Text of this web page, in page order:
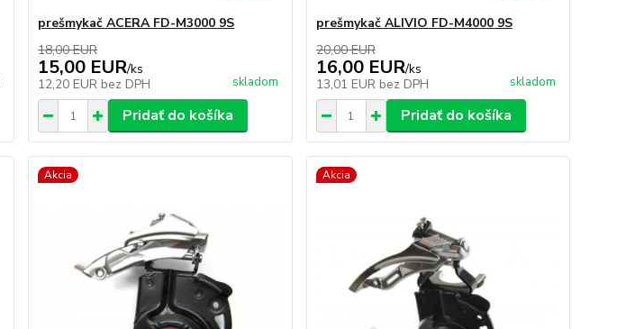
prešmykač ACERA FD-M3000 9S
18,00 EUR
15,00 EUR/ks
12,20 EUR bez DPH skladom
Pridať do košíka
prešmykač ALIVIO FD-M4000 9S
20,00 EUR
16,00 EUR/ks
13,01 EUR bez DPH skladom
Pridať do košíka
Akcia Akcia